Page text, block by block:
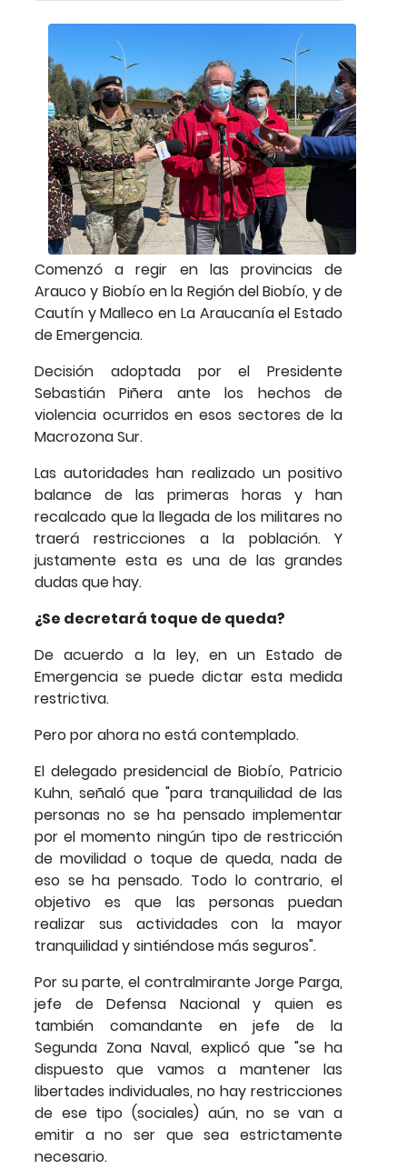
Comenzó a regir en las provincias de
Arauco y Biobío en la Región del Biobío, y de
Cautín y Malleco en La Araucanía el Estado
de Emergencia.
Decisión adoptada por el Presidente
Sebastián Piñera ante los hechos de
violencia ocurridos en esos sectores de la
Macrozona Sur.
Las autoridades han realizado un positivo
balance de las primeras horas y han
recalcado que la llegada de los militares no
traerá restricciones a la población. Y
justamente esta es una de las grandes
dudas que hay.
¿Se decretará toque de queda?
De acuerdo a la ley, en un Estado de
Emergencia se puede dictar esta medida
restrictiva.
Pero por ahora no está contemplado.
El delegado presidencial de Biobío, Patricio
Kuhn, señaló que "para tranquilidad de las
personas no se ha pensado implementar
por el momento ningún tipo de restricción
de movilidad o toque de queda, nada de
eso se ha pensado. Todo lo contrario, el
objetivo es que las personas puedan
realizar sus actividades con la mayor
tranquilidad y sintiéndose más seguros".
Por su parte, el contralmirante Jorge Parga,
jefe de Defensa Nacional y quien es
también comandante en jefe de la
Segunda Zona Naval, explicó que "se ha
dispuesto que vamos a mantener las
libertades individuales, no hay restricciones
de ese tipo (sociales) aún, no se van a
emitir a no ser que sea estrictamente
necesario.